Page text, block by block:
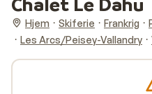
Hjem Skiferie Frankrig
Les Arcs/Peisey-Vallandry